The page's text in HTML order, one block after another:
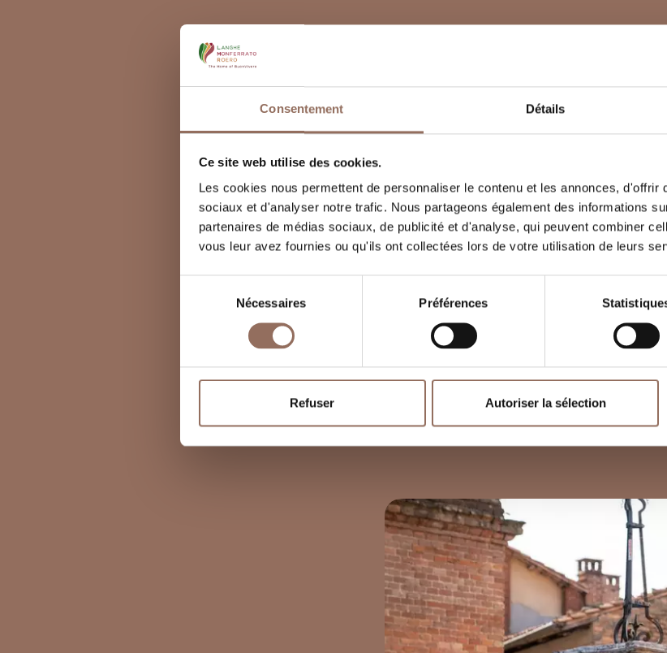
Consentement Détails
Ce site web utilise des cookies.
Les cookies nous permettent de personnaliser le contenu et les annonces, d'offrir
sociaux et d'analyser notre trafic. Nous partageons également des informations
partenaires de médias sociaux, de publicité et d'analyse, qui peuvent combiner
vous leur avez fournies ou qu'ils ont collectées lors de votre utilisation de leurs
consentement
Nécessaires Préférences
Refuser Autoriser la sélection